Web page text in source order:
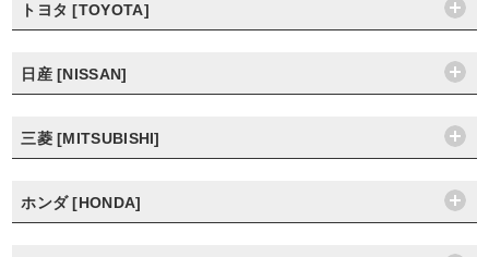
トヨタ [TOYOTA]
日産 [NISSAN]
三菱 [MITSUBISHI]
ホンダ [HONDA]